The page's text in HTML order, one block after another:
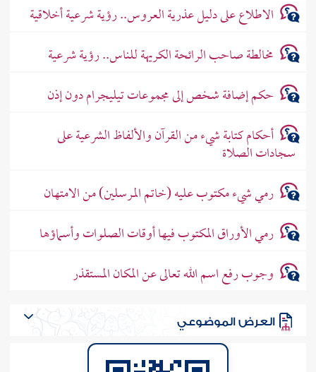
الاطلاع على دليل عذرية العروس.. رؤية شرعية أخلاقية
مخالطة صاحب الرائحة الكريهة للناس.. رؤية شرعية
حكم إضافة شخص إلى مجموعات تيليجرام دون إذن
أحكام كتابة شيء من القرآن والألفاظ الشرعية على
سجادات الصلاة
رمي شيء مكتوب عليه (خاتم المرسلين) من الامتهان
رمي الأوراق المكتوب فيها أوقات الصلوات وأسماؤها
وجوب رفع اسم الله تعالى عن المكان المستقذر
العرض الموضوعي